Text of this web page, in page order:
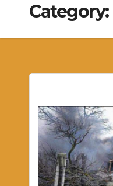
Category: